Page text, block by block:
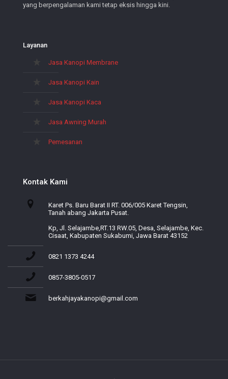
yang berpengalaman kami tetap eksis hingga kini.
Layanan
Jasa Kanopi Membrane
Jasa Kanopi Kain
Jasa Kanopi Kaca
Jasa Awning Murah
Pemesanan
Kontak Kami
Karet Ps. Baru Barat II RT. 006/005 Karet Tengsin,
Tanah abang Jakarta Pusat.
Kp, Jl. Selajambe,RT.13 RW.05, Desa, Selajambe, Kec.
Cisaat, Kabupaten Sukabumi, Jawa Barat 43152
0821 1373 4244
0857-3805-0517
berkahjayakanopi@gmail.com